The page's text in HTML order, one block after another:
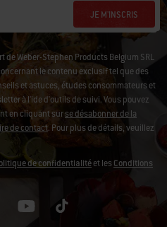
JE M'INSCRIS
de Weber-Stephen Products Belgium SRL
le contenu exclusif tel que des
et astuces, études consommateurs et
à l'ide d'outils de suivi.Vous pouvez
en cliquant surse désabonner de la
de contact. Pour plus de détails, veuillez
de confidentialitéet lesConditions